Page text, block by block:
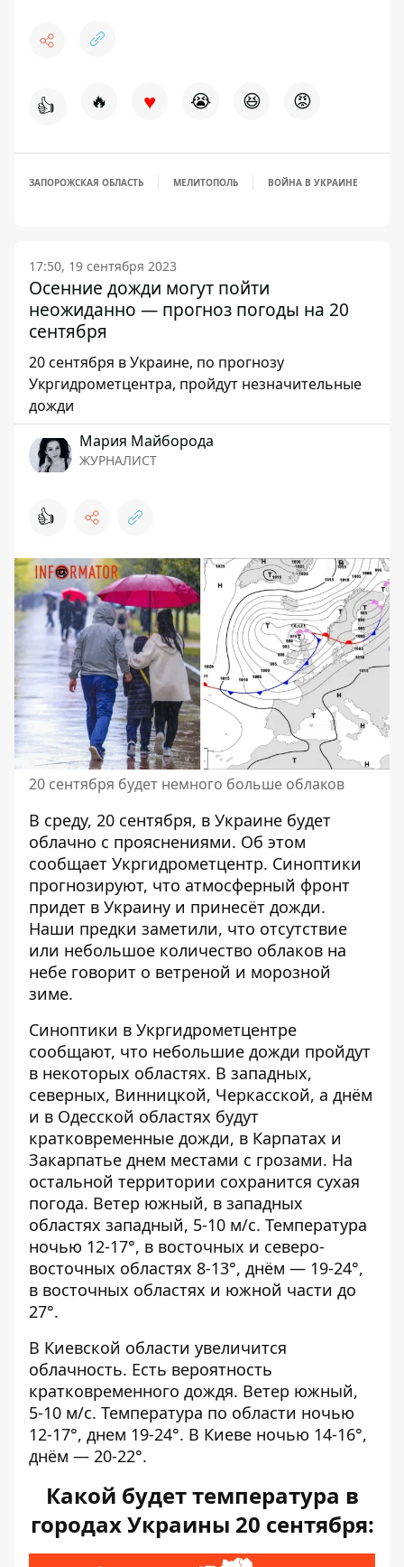
👍 🔥 ♥ 😭 😆 😡
ЗАПОРОЖСКАЯ ОБЛАСТЬ МЕЛИТОПОЛЬ ВОЙНА В УКРАИНЕ
17:50, 19 сентября 2023
Осенние дожди могут пойти
неожиданно — прогноз погоды на 20
сентября
20 сентября в Украине, по прогнозу
Укргидрометцентра, пройдут незначительные
дожди
Мария Майборода
ЖУРНАЛИСТ
👍
20 сентября будет немного больше облаков
В среду, 20 сентября, в Украине будет
облачно с прояснениями. Об этом
сообщает Укргидрометцентр. Синоптики
прогнозируют, что атмосферный фронт
придет в Украину и принесёт дожди.
Наши предки заметили, что отсутствие
или небольшое количество облаков на
небе говорит о ветреной и морозной
зиме.
Синоптики в Укргидрометцентре
сообщают, что небольшие дожди пройдут
в некоторых областях. В западных,
северных, Винницкой, Черкасской, а днём
​​и в Одесской областях будут
кратковременные дожди, в Карпатах и ​​
Закарпатье днем ​​местами с грозами. На
остальной территории сохранится сухая
погода. Ветер южный, в западных
областях западный, 5-10 м/с. Температура
ночью 12-17°, в восточных и северо-
восточных областях 8-13°, днём — ​​19-24°,
в восточных областях и южной части до
27°.
В Киевской области увеличится
облачность. Есть вероятность
кратковременного дождя. Ветер южный,
5-10 м/с. Температура по области ночью
12-17°, днем ​​19-24°. В Киеве ночью 14-16°,
днём — ​​20-22°.
Какой будет температура в
городах Украины 20 сентября: